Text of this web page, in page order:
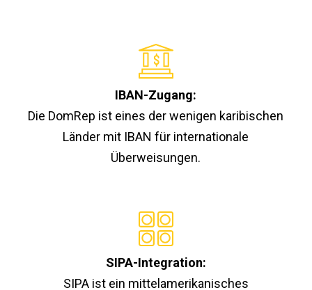
IBAN-Zugang:
Die DomRep ist eines der wenigen karibischen
Länder mit IBAN für internationale
Überweisungen.
SIPA-Integration:
SIPA ist ein mittelamerikanisches